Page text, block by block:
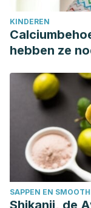
KINDEREN
hebben ze
SAPPEN EN
Shikanji, de